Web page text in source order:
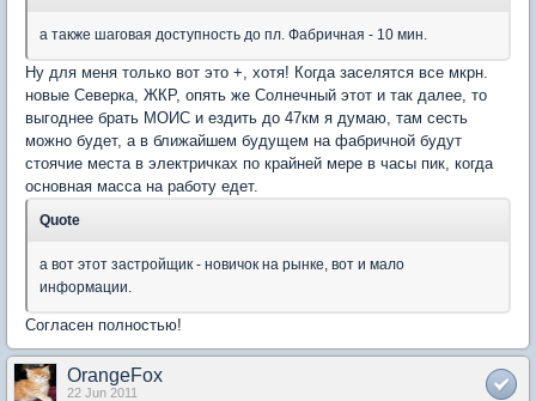
а также шаговая доступность до пл. Фабричная - 10 мин.
Ну для меня только вот это +, хотя! Когда заселятся все мкрн.
новые Северка, ЖКР, опять же Солнечный этот и так далее, то
выгоднее брать МОИС и ездить до 47км я думаю, там сесть
можно будет, а в ближайшем будущем на фабричной будут
стоячие места в электричках по крайней мере в часы пик, когда
основная масса на работу едет.
Quote
а вот этот застройщик - новичок на рынке, вот и мало
информации.
Согласен полностью!
OrangeFox
22 Jun 2011